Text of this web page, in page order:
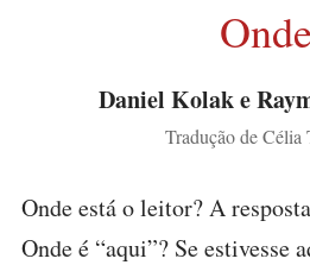
Onde
Daniel Kolak e
Tradução de Célia
Onde está o leitor? A
Onde é “aqui”? Se estivesse